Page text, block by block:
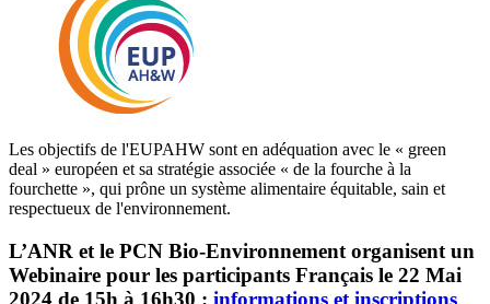
Les objectifs de l'EUPAHW sont en adéquation avec le « green
deal » européen et sa stratégie associée « de la fourche à la
fourchette », qui prône un système alimentaire équitable, sain et
respectueux de l'environnement.
L’ANR et le PCN Bio-Environnement organisent un
Webinaire pour les participants Français le 22 Mai
2024 de 15h à 16h30 : informations et inscriptions